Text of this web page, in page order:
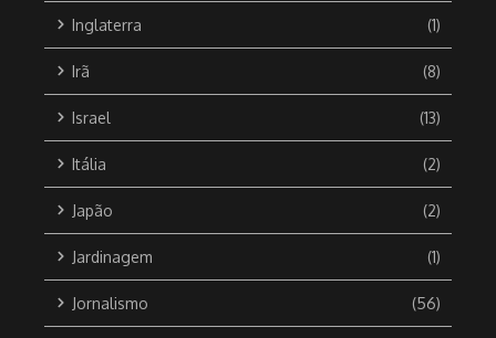
Inglaterra (1)
Irã (8)
Israel (13)
Itália (2)
Japão (2)
Jardinagem (1)
Jornalismo (56)